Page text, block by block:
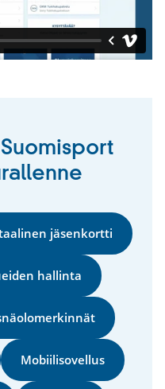
Suomisport
jäsenkortti
hallinta
Mobiilisovellus